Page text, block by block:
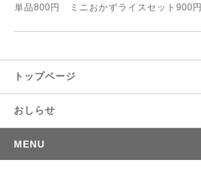
単品800円 ミニおかずライスセット900円
トップページ
おしらせ
MENU